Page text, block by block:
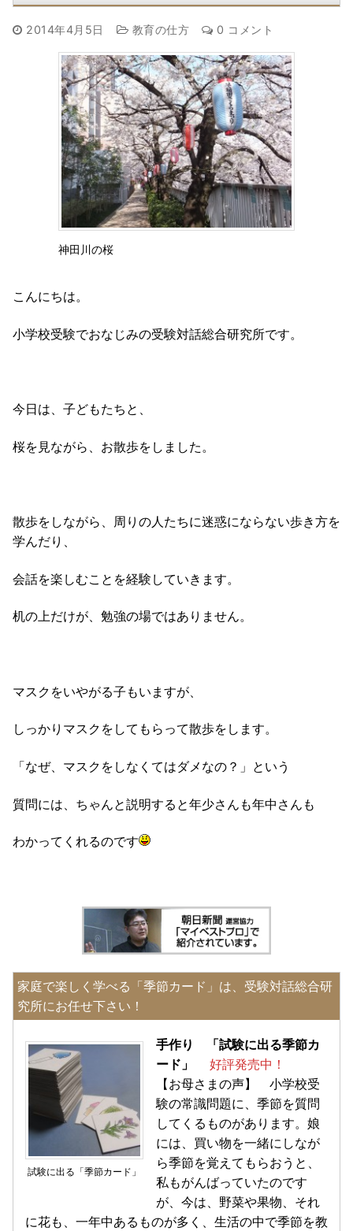
2014年4月5日 教育の仕方 0 コメント
神田川の桜
こんにちは。
小学校受験でおなじみの受験対話総合研究所です。
今日は、子どもたちと、
桜を見ながら、お散歩をしました。
散歩をしながら、周りの人たちに迷惑にならない歩き方を
学んだり、
会話を楽しむことを経験していきます。
机の上だけが、勉強の場ではありません。
マスクをいやがる子もいますが、
しっかりマスクをしてもらって散歩をします。
「なぜ、マスクをしなくてはダメなの？」という
質問には、ちゃんと説明すると年少さんも年中さんも
わかってくれるのです
家庭で楽しく学べる「季節カード」は、受験対話総合研
究所にお任せ下さい！
試験に出る「季節カード」
手作り 「試験に出る季節カ
ード」 好評発売中！
【お母さまの声】 小学校受
験の常識問題に、季節を質問
してくるものがあります。娘
には、買い物を一緒にしなが
ら季節を覚えてもらおうと、
私もがんばっていたのです
が、今は、野菜や果物、それ
に花も、一年中あるものが多く、生活の中で季節を教